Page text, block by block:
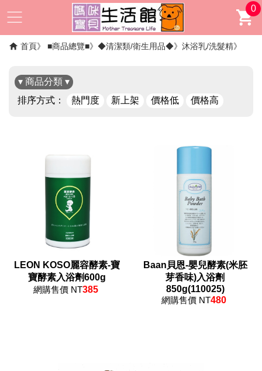
0
首頁 ■商品總覽■ ◆清潔類/衛生用品◆ 沐浴乳/洗髮精
▾ 商品分類 ▾
排序方式：
熱門度 新上架 價格低 價格高
LEON KOSO麗容酵素-寶
寶酵素入浴劑600g
網購售價 NT385
Baan貝恩-嬰兒酵素(米胚
芽香味)入浴劑
850g(110025)
網購售價 NT480